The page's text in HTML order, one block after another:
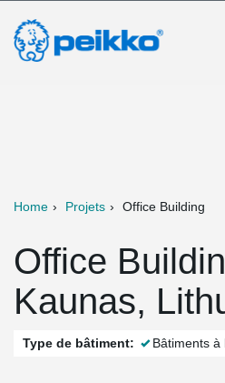
Home Projets Office Building
Office
Kaunas,
Type de bâtiment: Bâtiments à